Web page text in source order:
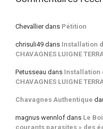
Chevallierdans Pétition
chrisuli49 dans Installation
CHAVAGNES LUIGNE
Petusseau dans Installation
CHAVAGNES LUIGNE
Chavagnes Authentique
magnus wennlof dans Le
courants parasites » des